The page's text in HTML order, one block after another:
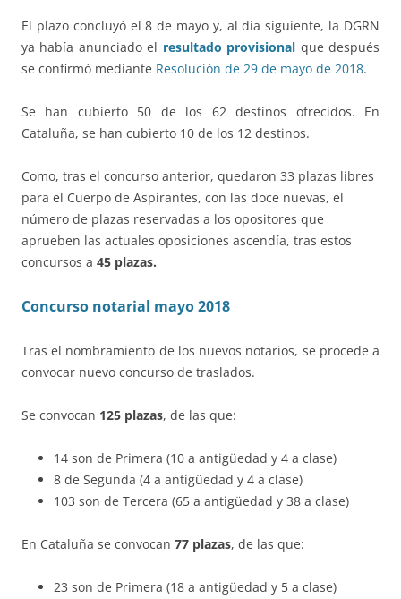
El plazo concluyó el 8 de mayo y, al día siguiente, la DGRN
ya había anunciado el resultado provisional que después
se confirmó mediante Resolución de 29 de mayo de 2018.
Se han cubierto 50 de los 62 destinos ofrecidos. En
Cataluña, se han cubierto 10 de los 12 destinos.
Como, tras el concurso anterior, quedaron 33 plazas libres
para el Cuerpo de Aspirantes, con las doce nuevas, el
número de plazas reservadas a los opositores que
aprueben las actuales oposiciones ascendía, tras estos
concursos a 45 plazas.
Concurso notarial mayo 2018
Tras el nombramiento de los nuevos notarios, se procede a
convocar nuevo concurso de traslados.
Se convocan 125 plazas, de las que:
14 son de Primera (10 a antigüedad y 4 a clase)
8 de Segunda (4 a antigüedad y 4 a clase)
103 son de Tercera (65 a antigüedad y 38 a clase)
En Cataluña se convocan 77 plazas, de las que:
23 son de Primera (18 a antigüedad y 5 a clase)